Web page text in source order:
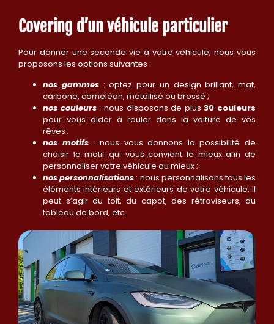
Covering d’un véhicule particulier
Pour donner une seconde vie à votre véhicule, nous vous
proposons les options suivantes :
nos gammes: optez pour un design brillant, mat,
carbone, caméléon, métallisé ou brossé ;
nos couleurs: nous disposons de plus30 couleurs
pour vous aider à rouler dans la voiture de vos
rêves ;
nos motifs: nous vous donnons la possibilité de
choisir le motif qui vous convient le mieux afin de
personnaliser votre véhicule au mieux ;
nos personnalisations : nous personnalisons tous les
éléments intérieurs et extérieurs de votre véhicule. Il
peut s’agir du toit, du capot, des rétroviseurs, du
tableau de bord, etc.